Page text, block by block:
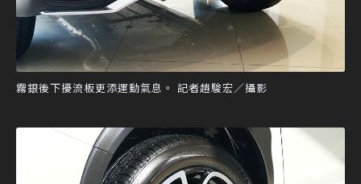
霧銀後下擾流板更添運動氣息。 記者趙駿宏／攝影